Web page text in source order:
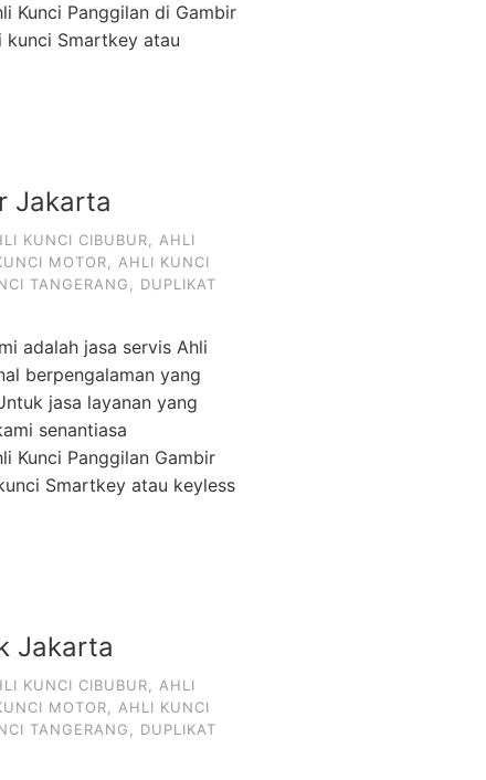
Kunci Panggilan di Gambir
kunci Smartkey atau
Jakarta
KUNCI CIBUBUR
AHLI
MOTOR
AHLI KUNCI
TANGERANG
DUPLIKAT
adalah jasa servis Ahli
berpengalaman yang
jasa layanan yang
senantiasa
Kunci Panggilan Gambir
Smartkey atau keyless
Jakarta
KUNCI CIBUBUR
AHLI
MOTOR
AHLI KUNCI
TANGERANG
DUPLIKAT